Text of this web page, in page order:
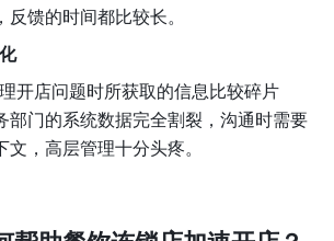
馈的时间都比较长。
开店问题时所获取的信息比较碎片
部门的系统数据完全割裂，沟通时需要
，高层管理十分头疼。